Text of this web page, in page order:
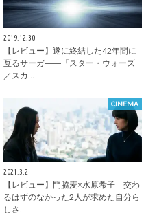
2019.12.30
【レビュー】遂に終結した42年間に
亙るサーガ――『スター・ウォーズ
／スカ…
CINEMA
2021.3.2
【レビュー】門脇麦×水原希子 交わ
るはずのなかった2人が求めた自分ら
しさ…